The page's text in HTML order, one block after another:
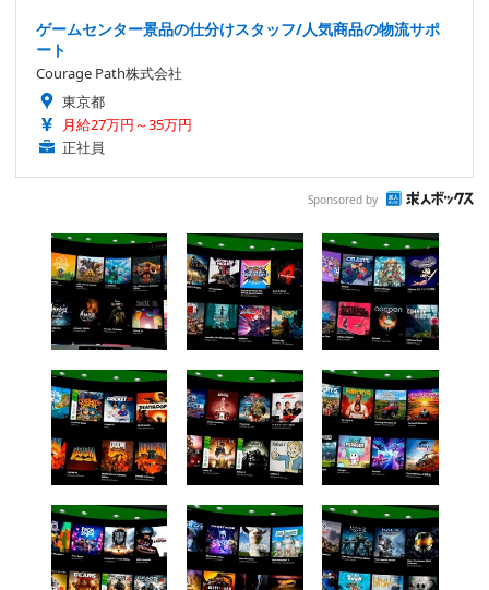
ゲームセンター景品の仕分けスタッフ/人気商品の物流サポ
ート
Courage Path株式会社
東京都
月給27万円～35万円
正社員
Sponsored by